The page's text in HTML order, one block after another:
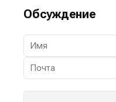
Обсуждение